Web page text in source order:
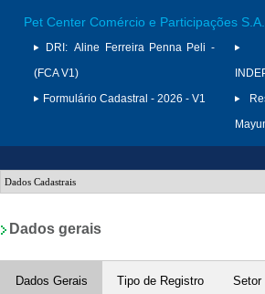
Pet Center Comércio e Participações S.A.
DRI: Aline Ferreira Penna Peli -
(FCA V1)
Formulário Cadastral - 2026 - V1